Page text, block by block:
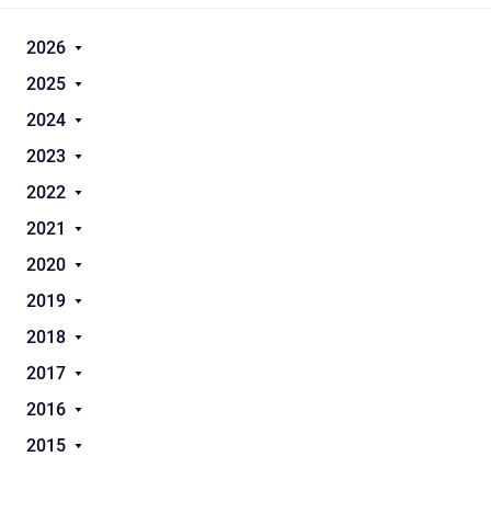
2026
2025
2024
2023
2022
2021
2020
2019
2018
2017
2016
2015